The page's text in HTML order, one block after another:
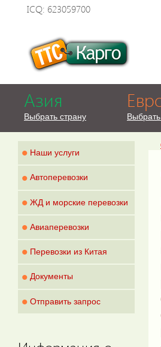
ICQ: 623059700
Азия
Выбрать страну
• Наши услуги
• Автоперевозки
• ЖД и морские перевозки
• Авиаперевозки
• Перевозки из Китая
• Документы
• Отправить запрос